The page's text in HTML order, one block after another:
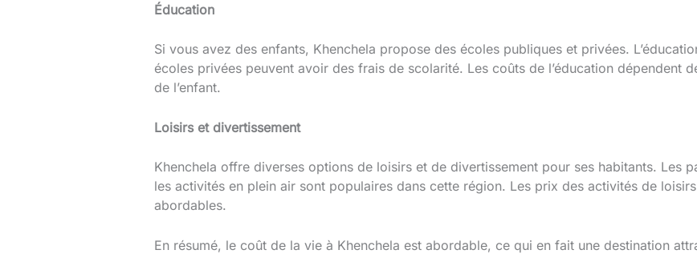
Éducation
Si vous avez des enfants, Khenchela propose des écoles publiques et privées.
écoles privées peuvent avoir des frais de scolarité. Les coûts de l’éducation dépendent
de l’enfant.
Loisirs et divertissement
Khenchela offre diverses options de loisirs et de divertissement pour ses habitants. Les
les activités en plein air sont populaires dans cette région. Les prix des activités de
abordables.
En résumé, le coût de la vie à Khenchela est abordable, ce qui en fait une destination